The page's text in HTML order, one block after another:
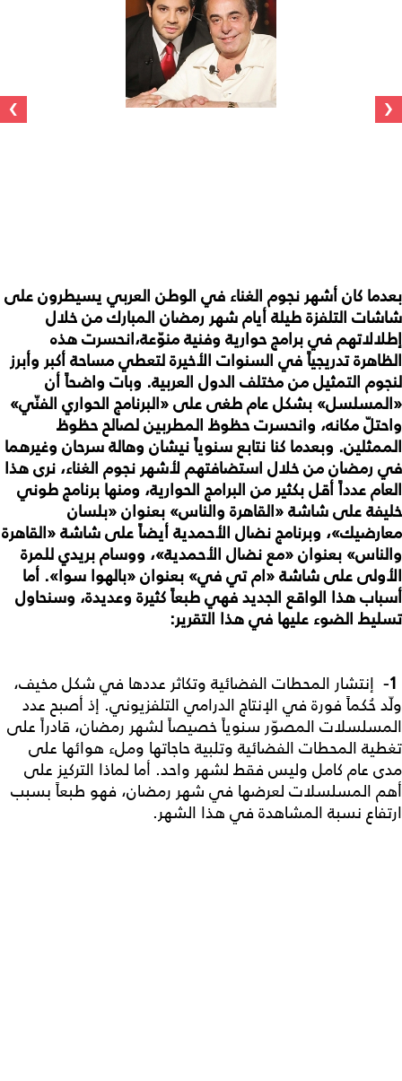
‹
›
بعدما كان أشهر نجوم الغناء في الوطن العربي يسيطرون على
شاشات التلفزة طيلة أيام شهر رمضان المبارك من خلال
إطلالاتهم في برامج حوارية وفنية منوّعة،انحسرت هذه
الظاهرة تدريجياً في السنوات الأخيرة لتعطي مساحة أكبر وأبرز
لنجوم التمثيل من مختلف الدول العربية. وبات واضحاً أن
«المسلسل» بشكل عام طغى على «البرنامج الحواري الفنّي»
واحتلّ مكانه، وانحسرت حظوظ المطربين لصالح حظوظ
الممثلين. وبعدما كنا نتابع سنوياً نيشان وهالة سرحان وغيرهما
في رمضان من خلال استضافتهم لأشهر نجوم الغناء، نرى هذا
العام عدداً أقل بكثير من البرامج الحوارية، ومنها برنامج طوني
خليفة على شاشة «القاهرة والناس» بعنوان «بلسان
معارضيك»، وبرنامج نضال الأحمدية أيضاً على شاشة «القاهرة
والناس» بعنوان «مع نضال الأحمدية»، ووسام بريدي للمرة
الأولى على شاشة «ام تي في» بعنوان «بالهوا سوا». أما
أسباب هذا الواقع الجديد فهي طبعاً كثيرة وعديدة، وسنحاول
تسليط الضوء عليها في هذا التقرير:
إنتشار المحطات الفضائية وتكاثر عددها في شكل مخيف،
ولّد حُكماً فورة في الإنتاج الدرامي التلفزيوني. إذ أصبح عدد
المسلسلات المصوّر سنوياً خصيصاً لشهر رمضان، قادراً على
تغطية المحطات الفضائية وتلبية حاجاتها وملء هوائها على
مدى عام كامل وليس فقط لشهر واحد. أما لماذا التركيز على
أهم المسلسلات لعرضها في شهر رمضان، فهو طبعاً بسبب
ارتفاع نسبة المشاهدة في هذا الشهر.